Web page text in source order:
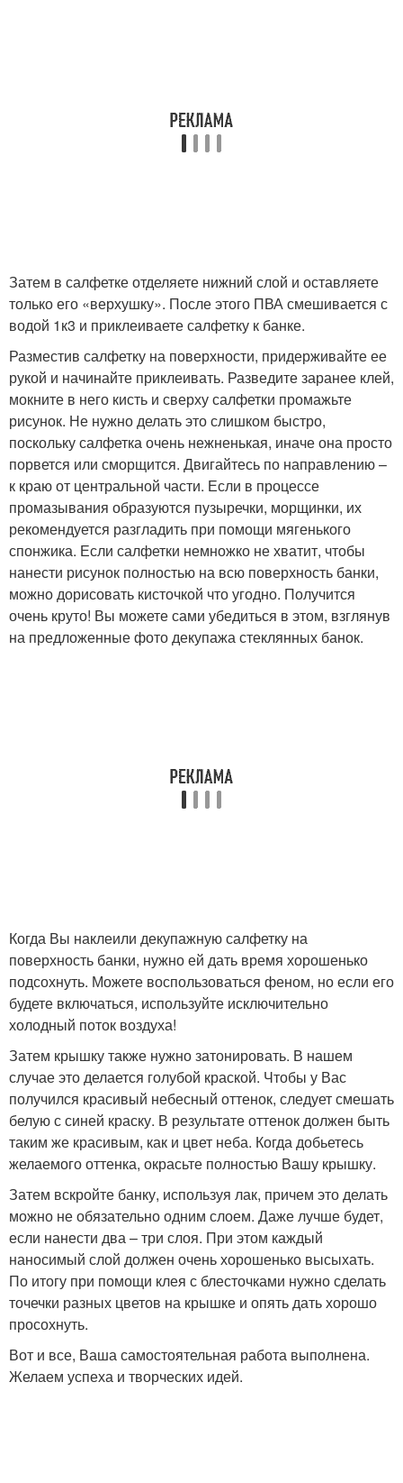
Затем в салфетке отделяете нижний слой и оставляете
только его «верхушку». После этого ПВА смешивается с
водой 1к3 и приклеиваете салфетку к банке.
Разместив салфетку на поверхности, придерживайте ее
рукой и начинайте приклеивать. Разведите заранее клей,
мокните в него кисть и сверху салфетки промажьте
рисунок. Не нужно делать это слишком быстро,
поскольку салфетка очень нежненькая, иначе она просто
порвется или сморщится. Двигайтесь по направлению –
к краю от центральной части. Если в процессе
промазывания образуются пузыречки, морщинки, их
рекомендуется разгладить при помощи мягенького
спонжика. Если салфетки немножко не хватит, чтобы
нанести рисунок полностью на всю поверхность банки,
можно дорисовать кисточкой что угодно. Получится
очень круто! Вы можете сами убедиться в этом, взглянув
на предложенные фото декупажа стеклянных банок.
Когда Вы наклеили декупажную салфетку на
поверхность банки, нужно ей дать время хорошенько
подсохнуть. Можете воспользоваться феном, но если его
будете включаться, используйте исключительно
холодный поток воздуха!
Затем крышку также нужно затонировать. В нашем
случае это делается голубой краской. Чтобы у Вас
получился красивый небесный оттенок, следует смешать
белую с синей краску. В результате оттенок должен быть
таким же красивым, как и цвет неба. Когда добьетесь
желаемого оттенка, окрасьте полностью Вашу крышку.
Затем вскройте банку, используя лак, причем это делать
можно не обязательно одним слоем. Даже лучше будет,
если нанести два – три слоя. При этом каждый
наносимый слой должен очень хорошенько высыхать.
По итогу при помощи клея с блесточками нужно сделать
точечки разных цветов на крышке и опять дать хорошо
просохнуть.
Вот и все, Ваша самостоятельная работа выполнена.
Желаем успеха и творческих идей.